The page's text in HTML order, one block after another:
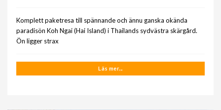
Komplett paketresa till spännande och ännu ganska okända
paradisön Koh Ngai (Hai Island) i Thailands sydvästra skärgård.
Ön ligger strax
Läs mer...